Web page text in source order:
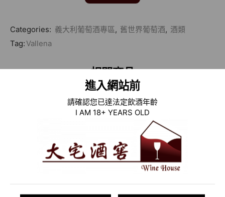
進入網站前
請確認您已達法定飲酒年齡
I AM 18+ YEARS OLD
Categories: 義大利葡萄酒專區, 舊世界葡萄酒, 酒類
Tag:Vallena
相關商品